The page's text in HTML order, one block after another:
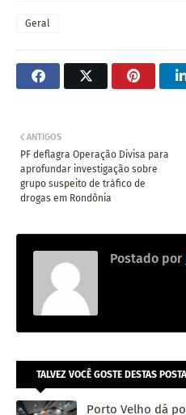
Geral
ANTIGOS
PF deflagra Operação Divisa para
aprofundar investigação sobre
grupo suspeito de tráfico de
drogas em Rondônia
Postado por
TALVEZ VOCÊ GOSTE DESTAS
Porto Velho dá